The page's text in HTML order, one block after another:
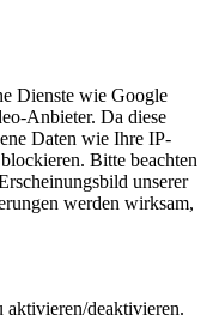
Dienste wie Google
Anbieter. Da diese
Daten wie Ihre IP-
Bitte beachten
unserer
werden wirksam,
deaktivieren.